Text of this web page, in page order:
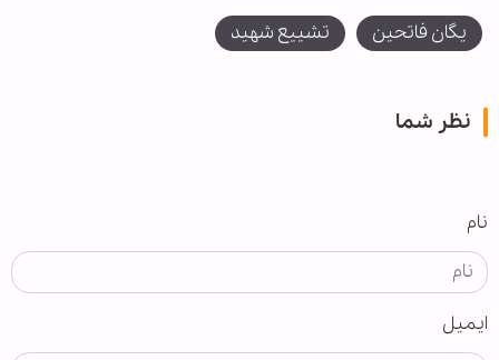
یگان فاتحین تشییع شهید
نظر شما
نام
ایمیل